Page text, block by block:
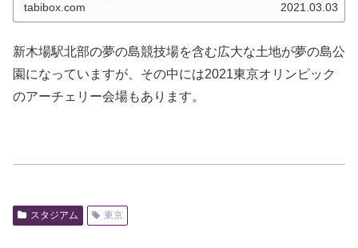
tabibox.com 2021.03.03
新木場駅北部の夢の島競技場を含む広大な土地が夢の島公
園になっていますが、その中には2021東京オリンピック
のアーチェリー会場もあります。
スタジアム 東京